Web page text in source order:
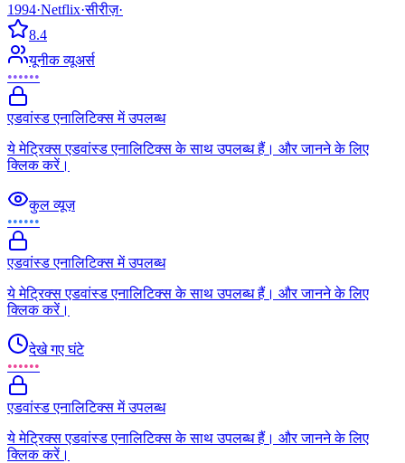
1994·Netflix·सीरीज़·
8.4
यूनीक व्यूअर्स
••••••
एडवांस्ड एनालिटिक्स में उपलब्ध
ये मेट्रिक्स एडवांस्ड एनालिटिक्स के साथ उपलब्ध हैं। और जानने के लिए
क्लिक करें।
कुल व्यूज़
••••••
एडवांस्ड एनालिटिक्स में उपलब्ध
ये मेट्रिक्स एडवांस्ड एनालिटिक्स के साथ उपलब्ध हैं। और जानने के लिए
क्लिक करें।
देखे गए घंटे
••••••
एडवांस्ड एनालिटिक्स में उपलब्ध
ये मेट्रिक्स एडवांस्ड एनालिटिक्स के साथ उपलब्ध हैं। और जानने के लिए
क्लिक करें।